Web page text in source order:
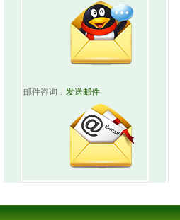
邮件咨询： 发送邮件